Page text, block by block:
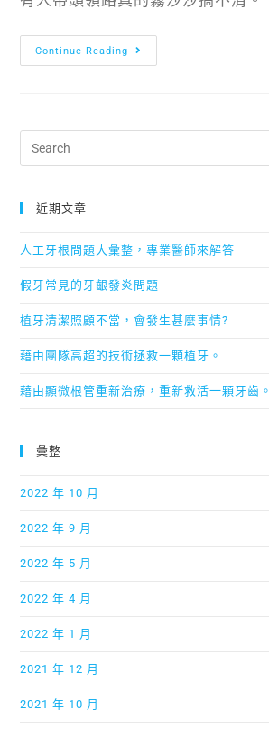
Continue Reading
近期文章
人工牙根問題大彙整，專業醫師來解答
假牙常見的牙齦發炎問題
植牙清潔照顧不當，會發生甚麼事情?
藉由團隊高超的技術拯救一顆植牙。
藉由顯微根管重新治療，重新救活一顆牙齒。
彙整
2022 年 10 月
2022 年 9 月
2022 年 5 月
2022 年 4 月
2022 年 1 月
2021 年 12 月
2021 年 10 月